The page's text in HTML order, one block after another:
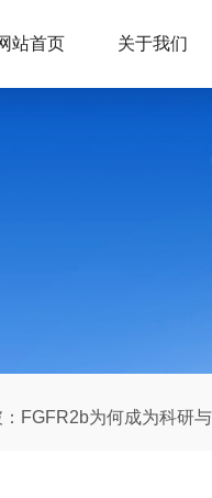
站首页 关于我们
为何成为科研与临